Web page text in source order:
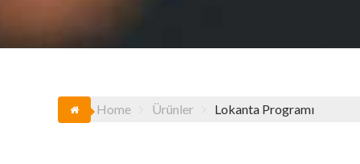
Home Ürünler Lokanta Programı